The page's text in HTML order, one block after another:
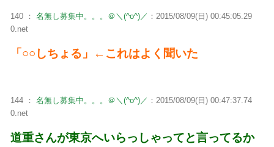
140 ： 名無し募集中。。。＠＼(^o^)／ ：2015/08/09(日) 00:45:05.29
0.net
「○○しちょる」←これはよく聞いた
144 ： 名無し募集中。。。＠＼(^o^)／ ：2015/08/09(日) 00:47:37.74
0.net
道重さんが東京へいらっしゃってと言ってるか